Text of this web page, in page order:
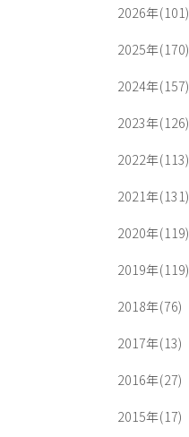
2026年(101)
2025年(170)
2024年(157)
2023年(126)
2022年(113)
2021年(131)
2020年(119)
2019年(119)
2018年(76)
2017年(13)
2016年(27)
2015年(17)